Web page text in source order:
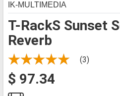
T-RackS Sunset
Reverb
IK-MULTIMEDIA
(3)
$ 97.34